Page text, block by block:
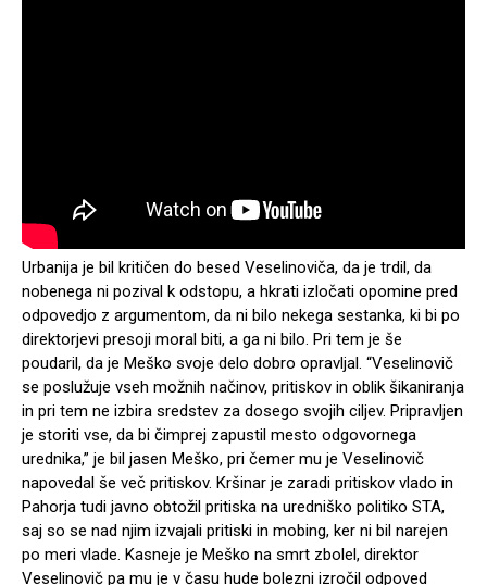
Urbanija je bil kritičen do besed Veselinoviča, da je trdil, da
nobenega ni pozival k odstopu, a hkrati izločati opomine pred
odpovedjo z argumentom, da ni bilo nekega sestanka, ki bi po
direktorjevi presoji moral biti, a ga ni bilo. Pri tem je še
poudaril, da je Meško svoje delo dobro opravljal. “Veselinovič
se poslužuje vseh možnih načinov, pritiskov in oblik šikaniranja
in pri tem ne izbira sredstev za dosego svojih ciljev. Pripravljen
je storiti vse, da bi čimprej zapustil mesto odgovornega
urednika,” je bil jasen Meško, pri čemer mu je Veselinovič
napovedal še več pritiskov. Kršinar je zaradi pritiskov vlado in
Pahorja tudi javno obtožil pritiska na uredniško politiko STA,
saj so se nad njim izvajali pritiski in mobing, ker ni bil narejen
po meri vlade. Kasneje je Meško na smrt zbolel, direktor
Veselinovič pa mu je v času hude bolezni izročil odpoved